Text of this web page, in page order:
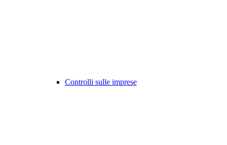
Controlli sulle imprese